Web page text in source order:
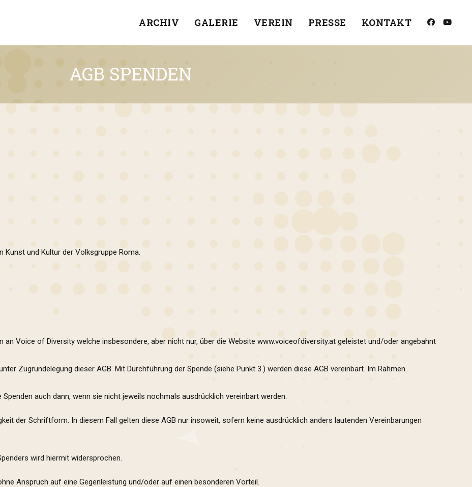
ARCHIV GALERIE VEREIN PRESSE KONTAKT
AGB SPENDEN
Kunst und Kultur der Volksgruppe Roma.
an Voice of Diversity welche insbesondere, aber nicht nur, über die Websitewww.voiceofdiversity.atgeleistet und/oder angebahnt
Zugrundelegung dieser AGB. Mit Durchführung der Spende (siehe Punkt 3.) werden diese AGB vereinbart. Im Rahmen
auch dann, wenn sie nicht jeweils nochmals ausdrücklich vereinbart werden.
der Schriftform. In diesem Fall gelten diese AGB nur insoweit, sofern keine ausdrücklich anders lautenden Vereinbarungen
wird hiermit widersprochen.
Anspruch auf eine Gegenleistung und/oder auf einen besonderen Vorteil.